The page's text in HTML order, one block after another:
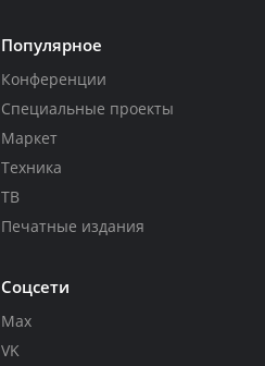
Популярное
Конференции
Специальные проекты
Маркет
Техника
ТВ
Печатные издания
Соцсети
Max
VK